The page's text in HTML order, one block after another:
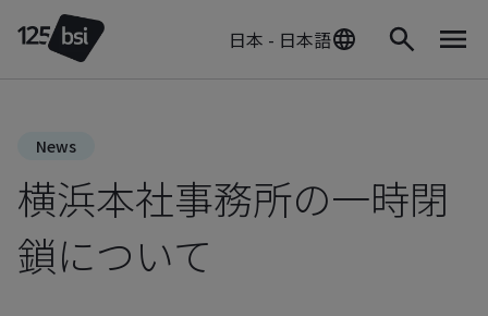
日本 - 日本語
News
横浜本社事務所の一時閉
鎖について